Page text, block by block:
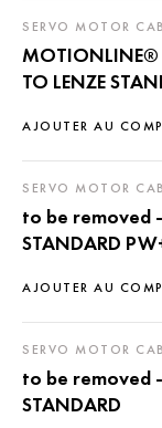
AJOUTER AU
SERVO MOTOR
MOTIONLINE®
TO LENZE
AJOUTER AU
SERVO MOTOR
to be removed -
STANDARD
SERVO MOTOR
to be removed -
STANDARD